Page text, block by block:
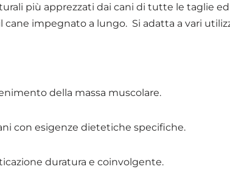
più apprezzati dai cani di tutte le taglie
impegnato a lungo. Si adatta a vari
della massa muscolare.
con esigenze dietetiche specifiche.
duratura e coinvolgente.